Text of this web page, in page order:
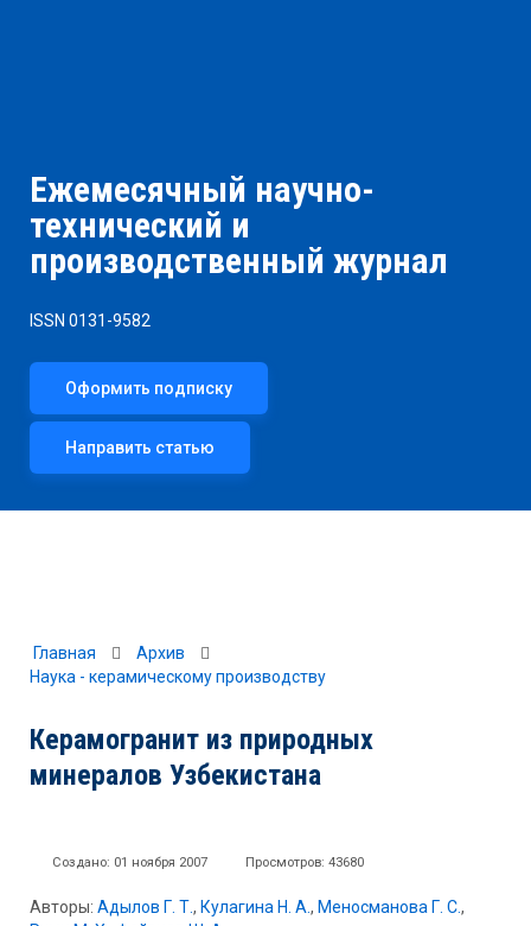
Ежемесячный научно-
технический и
производственный журнал
ISSN 0131-9582
Оформить подписку
Направить статью
Главная
Архив
Наука - керамическому производству
Керамогранит из природных
минералов Узбекистана
Создано: 01 ноября 2007 Просмотров: 43680
Авторы: Адылов Г. Т., Кулагина Н. А. , Меносманова Г. С.,